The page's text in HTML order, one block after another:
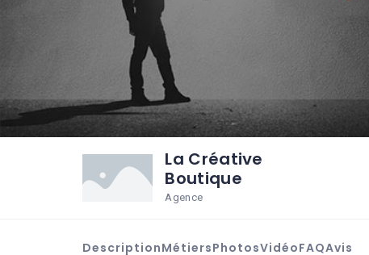
La Créative
Boutique
Agence
DescriptionMétiersPhotosVidéoFAQAvis